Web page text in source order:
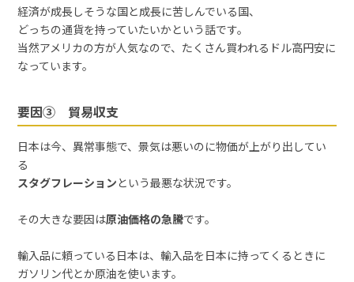
経済が成長しそうな国と成長に苦しんでいる国、
どっちの通貨を持っていたいかという話です。
当然アメリカの方が人気なので、たくさん買われるドル高円安に
なっています。
要因③ 貿易収支
日本は今、異常事態で、景気は悪いのに物価が上がり出してい
る
スタグフレーション という最悪な状況です。
その大きな要因は原油価格の急騰です。
輸入品に頼っている日本は、輸入品を日本に持ってくるときに
ガソリン代とか原油を使います。